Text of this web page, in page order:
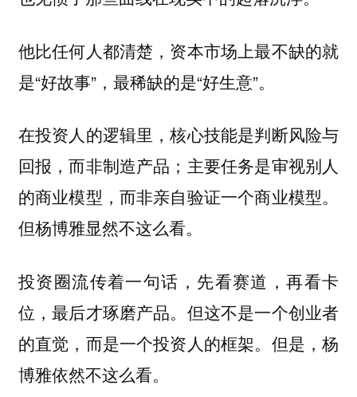
他比任何人都清楚，资本市场上最不缺的就
是“好故事”，最稀缺的是“好生意”。
在投资人的逻辑里，核心技能是判断风险与
回报，而非制造产品；主要任务是审视别人
的商业模型，而非亲自验证一个商业模型。
但杨博雅显然不这么看。
投资圈流传着一句话，先看赛道，再看卡
位，最后才琢磨产品。但这不是一个创业者
的直觉，而是一个投资人的框架。但是，杨
博雅依然不这么看。